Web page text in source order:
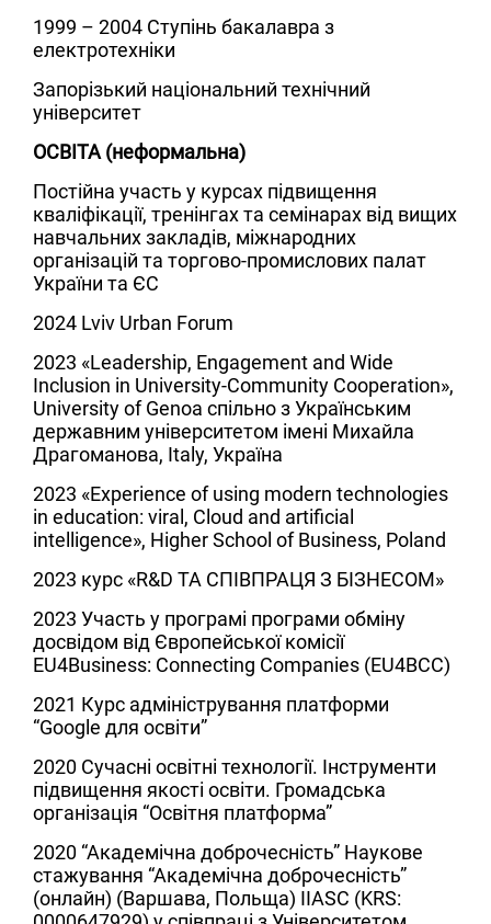
1999 – 2004 Ступінь бакалавра з
електротехніки
Запорізький національний технічний
університет
ОСВІТА (неформальна)
Постійна участь у курсах підвищення
кваліфікації, тренінгах та семінарах від вищих
навчальних закладів, міжнародних
організацій та торгово-промислових палат
України та ЄС
2024 Lviv Urban Forum
2023 «Leadership, Engagement and Wide
Inclusion in University-Community Cooperation»,
University of Genoa спільно з Українським
державним університетом імені Михайла
Драгоманова, Іtaly, Україна
2023 «Experience of using modern technologies
in education: viral, Cloud and artificial
intelligence», Higher School of Business, Poland
2023 курс «R&D ТА СПІВПРАЦЯ З БІЗНЕСОМ»
2023 Участь у програмі програми обміну
досвідом від Європейської комісії
EU4Business: Connecting Companies (EU4BCC)
2021 Курс адміністрування платформи
“Google для освіти”
2020 Сучасні освітні технології. Інструменти
підвищення якості освіти. Громадська
організація “Освітня платформа”
2020 “Академічна доброчесність” Наукове
стажування “Академічна доброчесність”
(онлайн) (Варшава, Польща) IIASC (KRS: